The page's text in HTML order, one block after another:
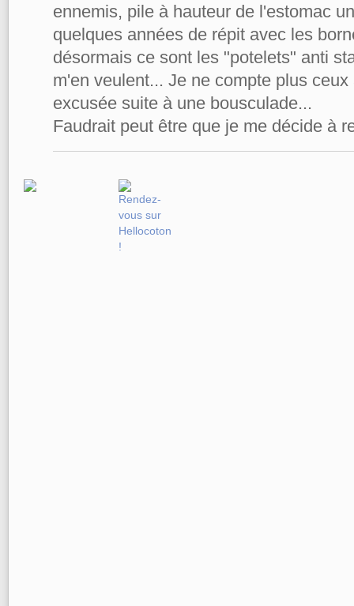
ennemis, pile à hauteur de l'estomac
quelques années de répit avec les
désormais ce sont les "potelets" anti
m'en veulent... Je ne compte plus
excusée suite à une bousculade...
Faudrait peut être que je me décide à